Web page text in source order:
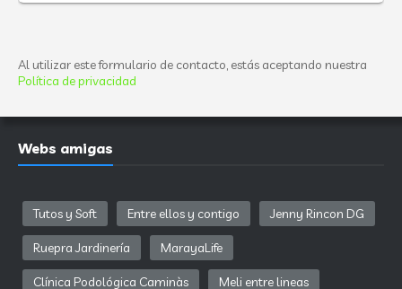
Al utilizar este formulario de contacto, estás aceptando nuestra
Política de privacidad
Webs amigas
Tutos y Soft Entre ellos y contigo Jenny Rincon DG
Ruepra Jardinería MarayaLife
Clínica Podológica Caminàs Meli entre lineas